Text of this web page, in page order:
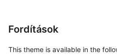
Fordítások
This theme is available in the